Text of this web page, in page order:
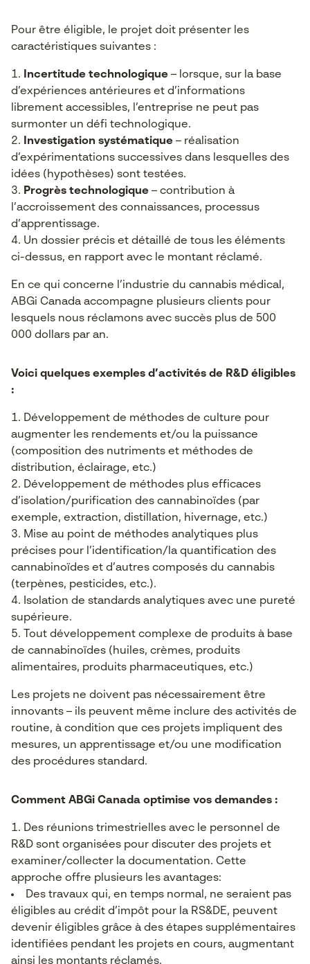
Pour être éligible, le projet doit présenter les
caractéristiques suivantes :
Incertitude technologique – lorsque, sur la base
d’expériences antérieures et d’informations
librement accessibles, l’entreprise ne peut pas
surmonter un défi technologique.
Investigation systématique – réalisation
d’expérimentations successives dans lesquelles des
idées (hypothèses) sont testées.
Progrès technologique – contribution à
l’accroissement des connaissances, processus
d’apprentissage.
Un dossier précis et détaillé de tous les éléments
ci-dessus, en rapport avec le montant réclamé.
En ce qui concerne l’industrie du cannabis médical,
ABGi Canada accompagne plusieurs clients pour
lesquels nous réclamons avec succès plus de 500
000 dollars par an.
Voici quelques exemples d’activités de R&D éligibles
:
Développement de méthodes de culture pour
augmenter les rendements et/ou la puissance
(composition des nutriments et méthodes de
distribution, éclairage, etc.)
Développement de méthodes plus efficaces
d’isolation/purification des cannabinoïdes (par
exemple, extraction, distillation, hivernage, etc.)
Mise au point de méthodes analytiques plus
précises pour l’identification/la quantification des
cannabinoïdes et d’autres composés du cannabis
(terpènes, pesticides, etc.).
Isolation de standards analytiques avec une pureté
supérieure.
Tout développement complexe de produits à base
de cannabinoïdes (huiles, crèmes, produits
alimentaires, produits pharmaceutiques, etc.)
Les projets ne doivent pas nécessairement être
innovants – ils peuvent même inclure des activités de
routine, à condition que ces projets impliquent des
mesures, un apprentissage et/ou une modification
des procédures standard.
Comment ABGi Canada optimise vos demandes :
Des réunions trimestrielles avec le personnel de
R&D sont organisées pour discuter des projets et
examiner/collecter la documentation. Cette
approche offre plusieurs les avantages:
Des travaux qui, en temps normal, ne seraient pas
éligibles au crédit d’impôt pour la RS&DE, peuvent
devenir éligibles grâce à des étapes supplémentaires
identifiées pendant les projets en cours, augmentant
ainsi les montants réclamés.